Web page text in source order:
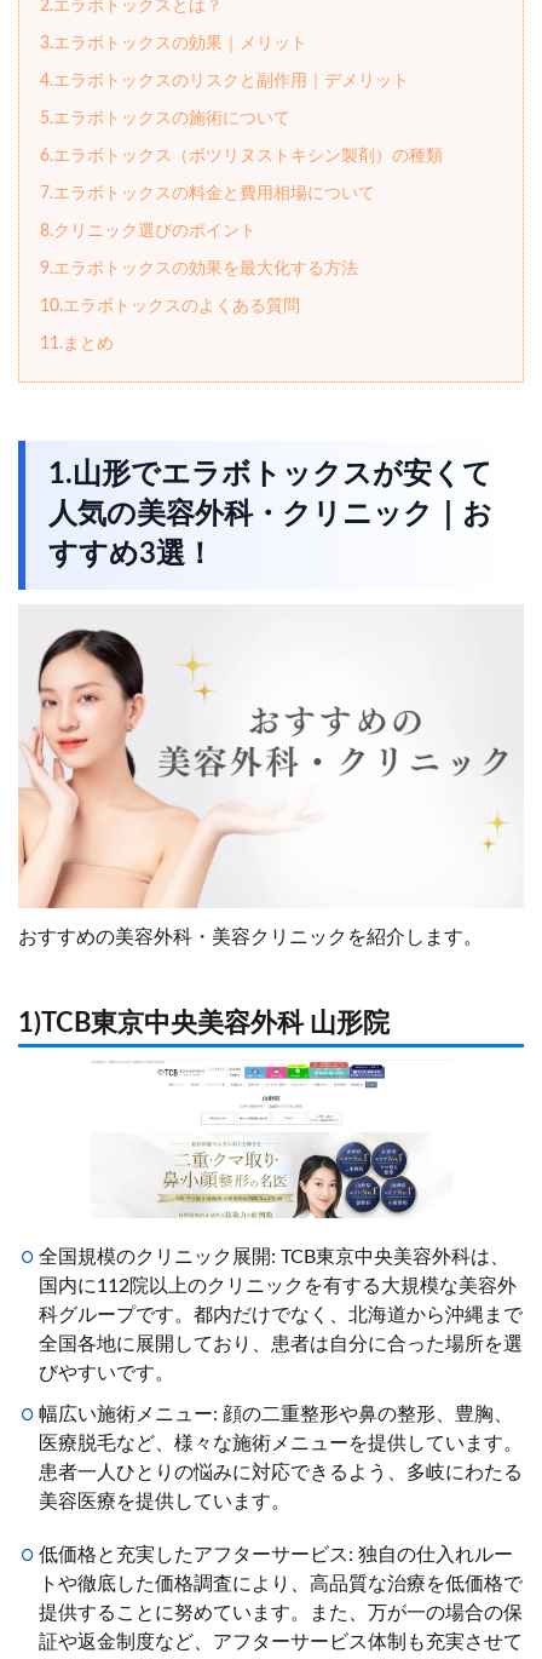
2.エラボトックスとは？
3.エラボトックスの効果｜メリット
4.エラボトックスのリスクと副作用｜デメリット
5.エラボトックスの施術について
6.エラボトックス（ボツリヌストキシン製剤）の種類
7.エラボトックスの料金と費用相場について
8.クリニック選びのポイント
9.エラボトックスの効果を最大化する方法
10.エラボトックスのよくある質問
11.まとめ
1.山形でエラボトックスが安くて
人気の美容外科・クリニック｜お
すすめ3選！
おすすめの美容外科・美容クリニックを紹介します。
1)TCB東京中央美容外科 山形院
全国規模のクリニック展開: TCB東京中央美容外科は、
国内に112院以上のクリニックを有する大規模な美容外
科グループです。都内だけでなく、北海道から沖縄まで
全国各地に展開しており、患者は自分に合った場所を選
びやすいです。
幅広い施術メニュー: 顔の二重整形や鼻の整形、豊胸、
医療脱毛など、様々な施術メニューを提供しています。
患者一人ひとりの悩みに対応できるよう、多岐にわたる
美容医療を提供しています。
低価格と充実したアフターサービス: 独自の仕入れルー
トや徹底した価格調査により、高品質な治療を低価格で
提供することに努めています。また、万が一の場合の保
証や返金制度など、アフターサービス体制も充実させて